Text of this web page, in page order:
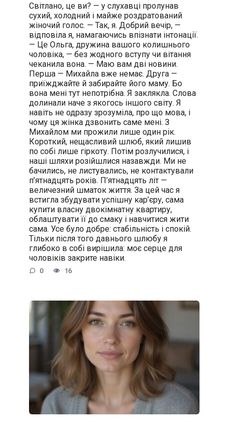
Світлано, це ви? — у слухавці пролунав
сухий, холодний і майже роздратований
жіночий голос. — Так, я. Добрий вечір, —
відповіла я, намагаючись впізнати інтонації.
— Це Ольга, дружина вашого колишнього
чоловіка, — без жодного вступу чи вітання
чеканила вона. — Маю вам дві новини.
Перша — Михайла вже немає. Друга —
приїжджайте й забирайте його маму. Бо
вона мені тут непотрібна. Я заклякла. Слова
долинали наче з якогось іншого світу. Я
навіть не одразу зрозуміла, про що мова, і
чому ця жінка дзвонить саме мені. З
Михайлом ми прожили лише один рік.
Короткий, нещасливий шлюб, який лишив
по собі лише гіркоту. Потім розлучилися, і
наші шляхи розійшлися назавжди. Ми не
бачились, не листувались, не контактували
п’ятнадцять років. П’ятнадцять літ —
величезний шматок життя. За цей час я
встигла збудувати успішну кар’єру, сама
купити власну двокімнатну квартиру,
облаштувати її до смаку і навчитися жити
сама. Усе було добре: стабільність і спокій.
Тільки після того давнього шлюбу я
глибоко в собі вирішила: моє серце для
чоловіків закрите навіки.
0 16